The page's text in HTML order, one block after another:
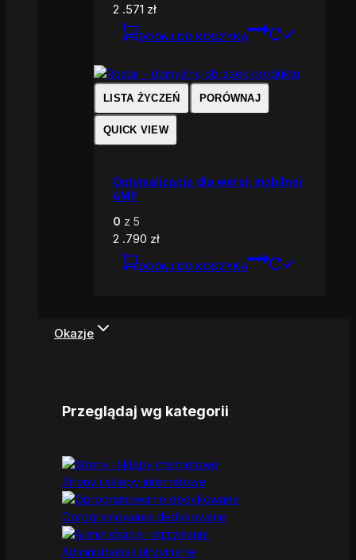
2 .571 zł
DODAJ DO KOSZYKA
LISTA ŻYCZEŃ PORÓWNAJ
QUICK VIEW
Optymalizacja dla wersji mobilnej
AMP
0 z 5
2 .790 zł
DODAJ DO KOSZYKA
Okazje
Przeglądaj wg kategorii
Strony i sklepy internetowe
Oprogramowanie dedykowane
Administracja i utrzymanie